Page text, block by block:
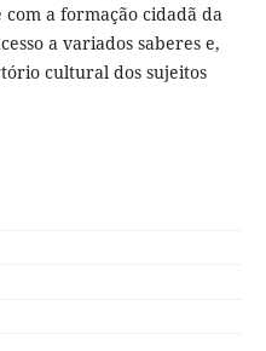
a formação cidadã da
a variados saberes e,
cultural dos sujeitos